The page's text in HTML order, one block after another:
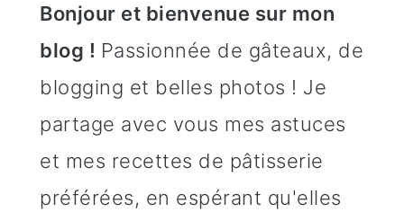
Bonjour et bienvenue sur mon
blog ! Passionnée de gâteaux, de
blogging et belles photos ! Je
partage avec vous mes astuces
et mes recettes de pâtisserie
préférées, en espérant qu'elles